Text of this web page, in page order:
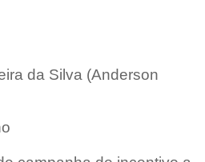
da Silva (Anderson